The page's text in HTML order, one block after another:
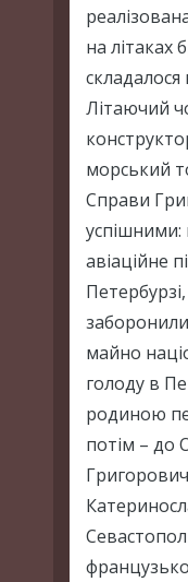
на літаках
складалося
Літаючий
морський
Справи
успішними:
авіаційне
майно
голоду в
родиною
потім – до